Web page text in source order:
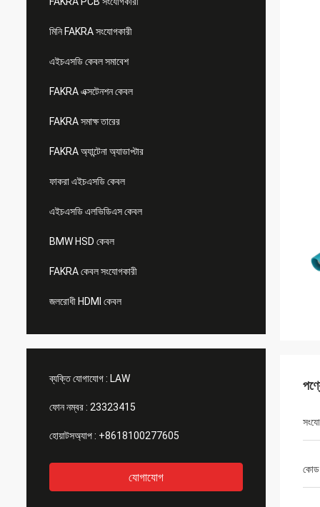
মিনি FAKRA সংযোগকারী
এইচএসডি কেবল সমাবেশ
FAKRA এক্সটেনশন কেবল
FAKRA সমাক্ষ তারের
FAKRA অ্যান্টেনা অ্যাডাপ্টার
ফাকরা এইচএসডি কেবল
এইচএসডি এলভিডিএস কেবল
BMW HSD কেবল
FAKRA কেবল সংযোগকারী
জলরোধী HDMI কেবল
ব্যক্তি যোগাযোগ : LAW
ফোন নম্বর : 23323415
হোয়াটসঅ্যাপ : +8618100277605
যোগাযোগ
কোড